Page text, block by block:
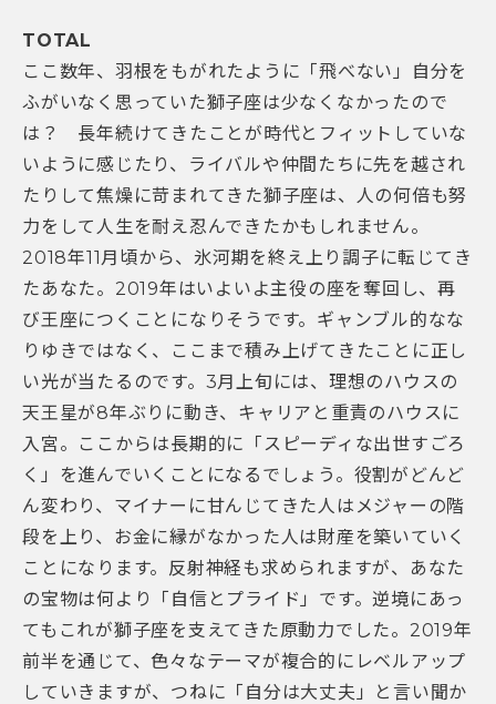
TOTAL
ここ数年、羽根をもがれたように「飛べない」自分を
ふがいなく思っていた獅子座は少なくなかったので
は？ 長年続けてきたことが時代とフィットしていな
いように感じたり、ライバルや仲間たちに先を越され
たりして焦燥に苛まれてきた獅子座は、人の何倍も努
力をして人生を耐え忍んできたかもしれません。
2018年11月頃から、氷河期を終え上り調子に転じてき
たあなた。2019年はいよいよ主役の座を奪回し、再
び王座につくことになりそうです。ギャンブル的なな
りゆきではなく、ここまで積み上げてきたことに正し
い光が当たるのです。3月上旬には、理想のハウスの
天王星が8年ぶりに動き、キャリアと重責のハウスに
入宮。ここからは長期的に「スピーディな出世すごろ
く」を進んでいくことになるでしょう。役割がどんど
ん変わり、マイナーに甘んじてきた人はメジャーの階
段を上り、お金に縁がなかった人は財産を築いていく
ことになります。反射神経も求められますが、あなた
の宝物は何より「自信とプライド」です。逆境にあっ
てもこれが獅子座を支えてきた原動力でした。2019年
前半を通じて、色々なテーマが複合的にレベルアップ
していきますが、つねに「自分は大丈夫」と言い聞か